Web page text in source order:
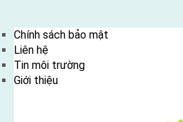
Skip
to
content
Chính sách bảo mật
Liên hệ
Tin môi trường
Giới thiệu